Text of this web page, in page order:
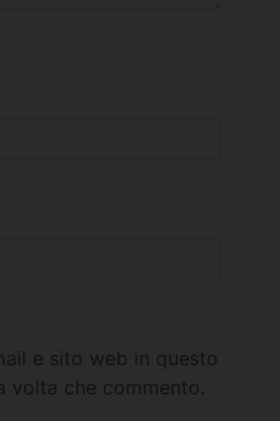
e sito web in questo
volta che commento.